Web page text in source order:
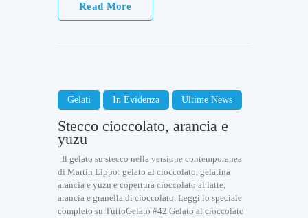
Read More
Gelati In Evidenza Ultime News
Stecco cioccolato, arancia e
yuzu
Il gelato su stecco nella versione contemporanea
di Martin Lippo: gelato al cioccolato, gelatina
arancia e yuzu e copertura cioccolato al latte,
arancia e granella di cioccolato. Leggi lo speciale
completo su TuttoGelato #42 Gelato al cioccolato